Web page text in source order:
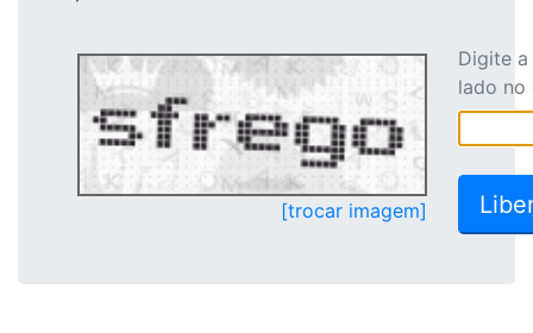
[trocar imagem]
Digite
lado no